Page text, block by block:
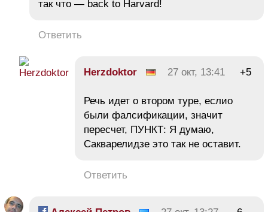
так что — back to Harvard!
Ответить
Herzdoktor 27 окт, 13:41 +5
Речь идет о втором туре, еслио
были фалсификации, значит
пересчет, ПУНКТ: Я думаю,
Сакварелидзе это так не оставит.
Ответить